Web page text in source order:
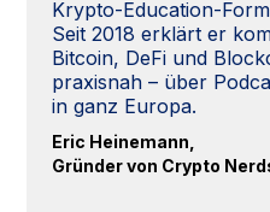
Krypto-Education-
Seit 2018 erklärt er
Bitcoin, DeFi und
praxisnah – über
in ganz Europa.
Eric Heinemann,
Gründer von Crypto